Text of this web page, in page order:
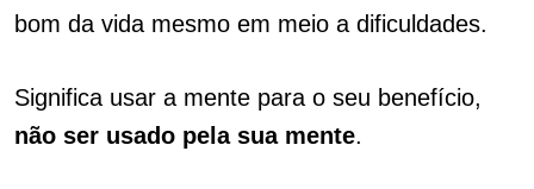
bom da vida mesmo em meio a dificuldades.
Significa usar a mente para o seu benefício,
não ser usado pela sua mente.